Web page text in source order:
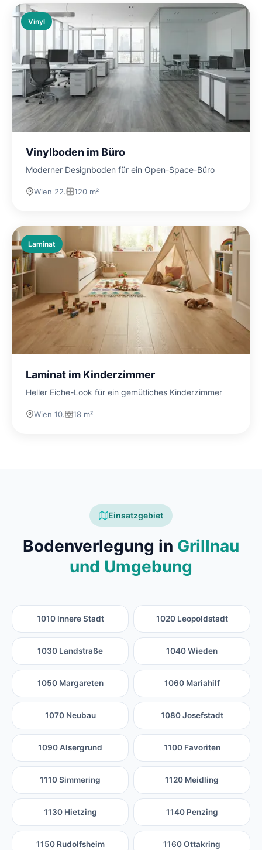
Vinyl
Vinylboden im Büro
Moderner Designboden für ein Open-Space-Büro
Wien 22. 120 m²
Laminat
Laminat im Kinderzimmer
Heller Eiche-Look für ein gemütliches Kinderzimmer
Wien 10. 18 m²
Einsatzgebiet
Bodenverlegung in Grillnau
und Umgebung
1010 Innere Stadt 1020 Leopoldstadt
1030 Landstraße 1040 Wieden
1050 Margareten 1060 Mariahilf
1070 Neubau 1080 Josefstadt
1090 Alsergrund 1100 Favoriten
1110 Simmering 1120 Meidling
1130 Hietzing 1140 Penzing
1150 Rudolfsheim 1160 Ottakring